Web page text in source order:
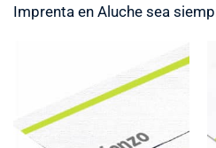
Imprenta en Aluche sea